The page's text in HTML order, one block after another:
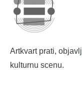
Artkvart prati,
kulturnu scenu.